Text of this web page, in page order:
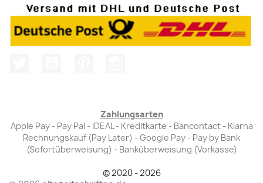
Zahlungsarten
Apple Pay - Pay Pal - iDEAL - Kreditkarte - Bancontact - Klarna
Rechnungskauf (Pay Later) - Google Pay - Pay by Bank
(Sofortüberweisung) - Banküberweisung (Vorkasse)
© 2020 - 2026